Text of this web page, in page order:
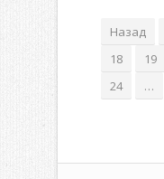
Назад
18
19
24
…